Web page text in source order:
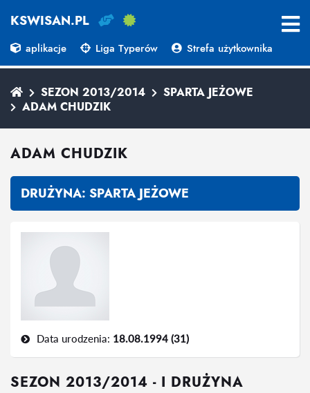
KSWISAN.PL
aplikacje Liga Typerów Strefa użytkownika
SEZON 2013/2014
SPARTA JEŻOWE
ADAM CHUDZIK
ADAM CHUDZIK
DRUŻYNA: SPARTA JEŻOWE
Data urodzenia: 18.08.1994 (31)
SEZON 2013/2014 - I DRUŻYNA